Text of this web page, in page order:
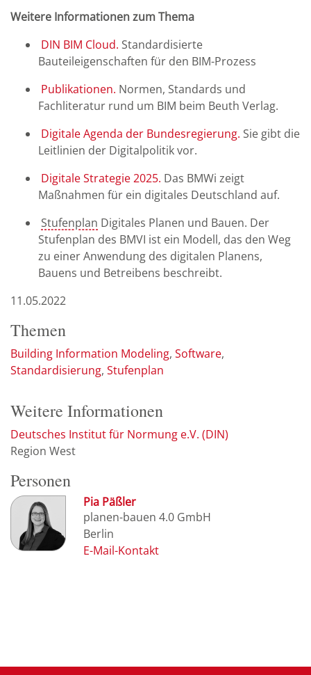
Weitere Informationen zum Thema
DIN BIM Cloud. Standardisierte
Bauteileigenschaften für den BIM-Prozess
Publikationen. Normen, Standards und
Fachliteratur rund um BIM beim Beuth Verlag.
Digitale Agenda der Bundesregierung. Sie gibt die
Leitlinien der Digitalpolitik vor.
Digitale Strategie 2025. Das BMWi zeigt
Maßnahmen für ein digitales Deutschland auf.
Stufenplan Digitales Planen und Bauen. Der
Stufenplan des BMVI ist ein Modell, das den Weg
zu einer Anwendung des digitalen Planens,
Bauens und Betreibens beschreibt.
11.05.2022
Themen
Building Information Modeling Software
Standardisierung Stufenplan
Weitere Informationen
Deutsches Institut für Normung e.V. (DIN)
Region West
Personen
Pia Päßler
planen-bauen 4.0 GmbH
Berlin